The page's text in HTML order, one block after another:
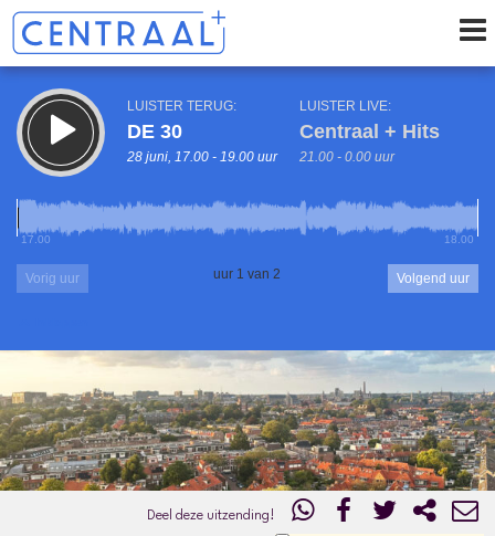
LUISTER TERUG:
DE 30
28 juni, 17.00 - 19.00 uur
LUISTER LIVE:
Centraal + Hits
21.00 - 0.00 uur
17.00 18.00
Vorig uur uur 1 van 2 Volgend uur
Deel deze uitzending!